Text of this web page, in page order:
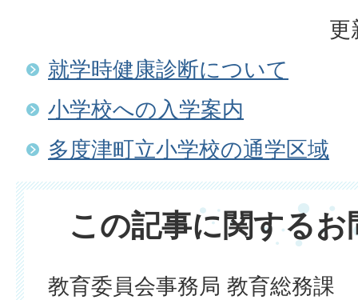
更
就学時健康診断について
小学校への入学案内
多度津町立小学校の通学区域
この記事に関する
教育委員会事務局 教育総務課